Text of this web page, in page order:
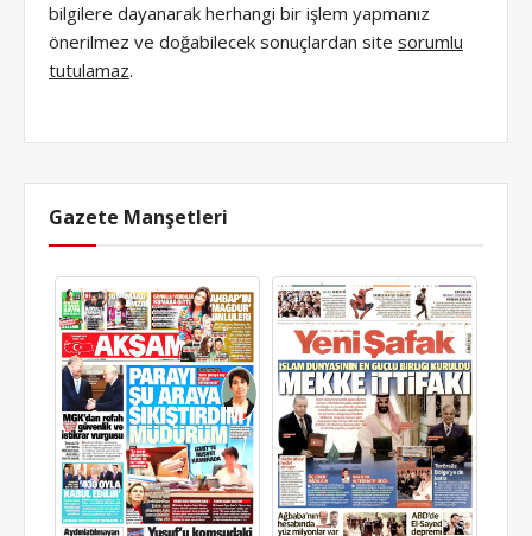
bilgilere dayanarak herhangi bir işlem yapmanız
önerilmez ve doğabilecek sonuçlardan site sorumlu
tutulamaz.
Gazete Manşetleri